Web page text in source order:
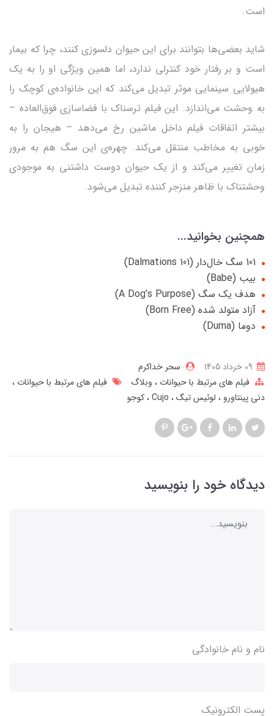
است.
شاید بعضی‌ها بتوانند برای این حیوان دلسوزی کنند، چرا که بیمار
است و بر رفتار خود کنترلی ندارد، اما همین ویژگی او را به یک
هیولایی سینمایی موثر تبدیل می‌کند که این خانواده‌ی کوچک را
به وحشت می‌اندازد. این فیلم ترسناک با فضاسازی فوق‌العاده –
بیشتر اتفاقات فیلم داخل ماشین رخ می‌دهد – هیجان را به
خوبی به مخاطب منتقل می‌کند. چهره‌ی این سگ هم به مرور
زمان تغییر می‌کند و از یک حیوان دوست‌ داشتنی به موجودی
وحشتناک با ظاهر منزجر کننده‌ تبدیل می‌شود.
همچنین بخوانید...
101 سگ خال‌دار (101 Dalmations)
بیب (Babe)
هدف یک سگ (A Dog’s Purpose)
آزاد متولد شده (Born Free)
دوما (Duma)
سحر خداکرم
فیلم های مرتبط با حیوانات
وبلاگ
فیلم های مرتبط با حیوانات
دنی پینتاورو
لوئیس تیگ Cujo کوجو
دیدگاه خود را بنویسید
نام و نام خانوادگی
پست الکترونیک